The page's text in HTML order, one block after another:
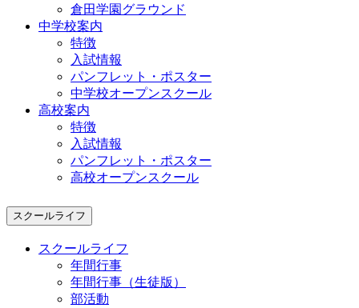
倉田学園グラウンド
中学校案内
特徴
入試情報
パンフレット・ポスター
中学校オープンスクール
高校案内
特徴
入試情報
パンフレット・ポスター
高校オープンスクール
スクールライフ
スクールライフ
年間行事
年間行事（生徒版）
部活動